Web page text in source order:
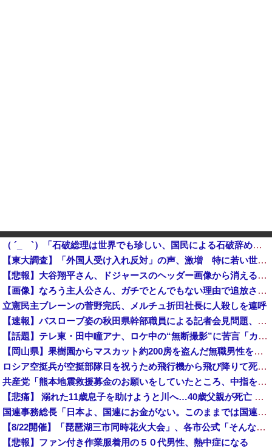
（ ´_ゝ`）「石破総理は世界でも珍しい、国民による石破辞めるなデモが自然発生した総理大臣です」
【東大調査】「外国人受け入れ反対」の声、激増 特に若い世代ほど移民反対だと明らかに→移民政策反対VS人手不足はどうするんだ？でネット大論争
【悲報】大谷翔平さん、ドジャースのヘッダー画像から消えるｗｗｗｗｗｗｗｗｗｗｗｗｗｗｗ他
【画像】なろう主人公さん、ガチでとんでもない理由で追放されるwww
立憲民主ブレーンの菅野完氏、メルチュ折田社長に人殺しを連呼
【速報】バスローブ姿の秋田県幹部職員による記者会見問題、ラブホテルからの参加だと特定「体調が優れなかったため...」とは何だったのか
【話題】テレ東・田中瞳アナ、ロケ中の“無断撮影”に苦言「カメラを向けられることに恐怖を感じます」
【岡山県】果樹園からマスカット約200房を盗んだ無職男性を逮捕「ぶどうを売って生活費に充てていた」※氏名非公開
ロシア空挺兵が空挺部隊日を祝うため飛行機から飛び降りて死亡！
共産党「熊本地震救援募金のお願いをしていたところ、中指を立てられました。嫌がらせ酷い」
【悲痛】 溺れた11歳息子を助けようと川へ…40歳父親が死亡 息子は母親が救助 愛知
国連事務総長「日本よ、国連にお金がない。このままでは国連が完全崩壊する。助けろ」
【8/22開催】「琵琶湖三市同時花火大会」、各市公式「そんな花火大会は存在しない」→ 高価チケットを購入した人達がSNS阿鼻叫喚
【悲報】ファン付き作業服着用の５０代男性、熱中症になる